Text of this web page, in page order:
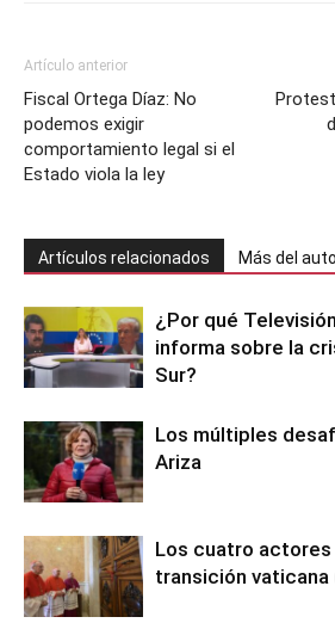
Artículo anterior
Fiscal Ortega Díaz: No
podemos exigir
comportamiento legal si el
Estado viola la ley
Artículos relacionados Más del
¿Por qué
informa sobre la
Sur?
Los múltiples
Ariza
Los cuatro actores
transición vaticana